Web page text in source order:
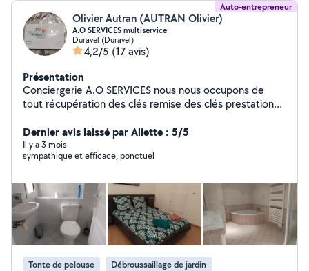
Auto-entrepreneur
Olivier Autran (AUTRAN Olivier)
A.O SERVICES multiservice
Duravel (Duravel)
4,2/5 (17 avis)
Présentation
Conciergerie A.O SERVICES nous nous occupons de
tout récupération des clés remise des clés prestations
nous si cela vous intéresse
Dernier avis laissé par Aliette : 5/5
Il y a 3 mois
sympathique et efficace, ponctuel
Tonte de pelouse Débroussaillage de jardin